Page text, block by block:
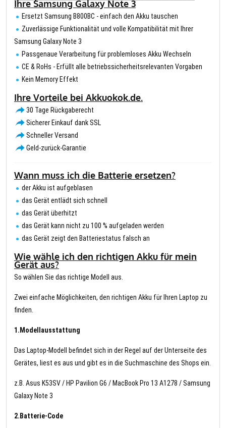
Ihre Samsung Galaxy Note 3
Ersetzt Samsung B800BC - einfach den Akku tauschen
Zuverlässige Funktionalität und volle Kompatibilität mit Ihrer
Samsung Galaxy Note 3
Passgenaue Verarbeitung für problemloses Akku Wechseln
CE & RoHs - Erfüllt alle betriebssicherheitsrelevanten Vorgaben
Kein Memory Effekt
Ihre Vorteile bei Akkuokok.de.
30 Tage Rückgaberecht
Sicherer Einkauf dank SSL
Schneller Versand
Geld-zurück-Garantie
Wann muss ich die Batterie ersetzen?
der Akku ist aufgeblasen
das Gerät entlädt sich schnell
das Gerät überhitzt
das Gerät kann nicht zu 100 % aufgeladen werden
das Gerät zeigt den Batteriestatus falsch an
Wie wähle ich den richtigen Akku für mein
Gerät aus?
So wählen Sie das richtige Modell aus.
Zwei einfache Möglichkeiten, den richtigen Akku für Ihren Laptop zu
finden.
1.Modellausstattung
Das Laptop-Modell befindet sich in der Regel auf der Unterseite des
Gerätes, liest es aus und gibt es in die Suchmaschine des Shops ein.
z.B. Asus K53SV / HP Pavilion G6 / MacBook Pro 13 A1278 / Samsung
Galaxy Note 3
2.Batterie-Code